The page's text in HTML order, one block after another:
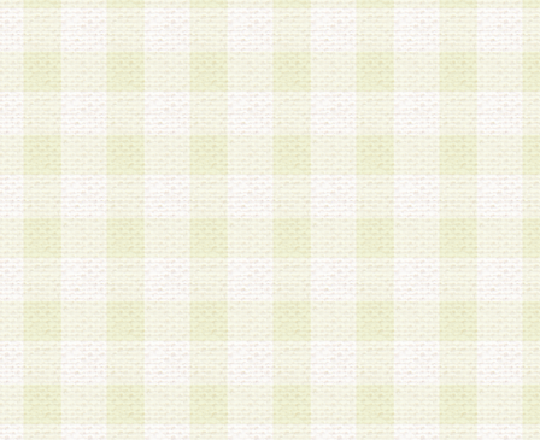
c.モバイルリサーチ、またはグループ形式による
実施もしくは運営
d.その他これらに付随する業務
4.会員は、住所、電話番号その他の登録情報につ
合は、速やかに当社所定の変更手続きを行うもの
5.当社は、必要と認めた場合、会員に対して、電
手段により登録情報の対象者が会員登録者本人で
の内容が正確であること、アンケートの回答内容
うことができるものとます。
6.会員は、会員登録後当社が定期的に行う登録情
して、当社指定の期間内に更新手続きを行うもの
該期間内に更新手続きを行わない場合、その時点
発行したポイントは失効されるものとします。